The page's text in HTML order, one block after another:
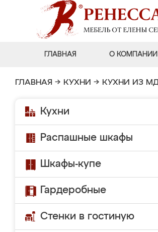
ГЛАВНАЯ О КОМПАНИИ
ГЛАВНАЯ → КУХНИ → КУХНИ ИЗ
Кухни
Распашные шкафы
Шкафы-купе
Гардеробные
Стенки в гостиную